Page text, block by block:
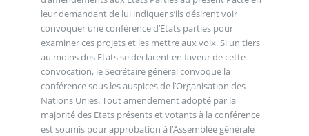
leur demandant de lui indiquer s’ils désirent voir
convoquer une conférence d’Etats parties pour
examiner ces projets et les mettre aux voix. Si un tiers
au moins des Etats se déclarent en faveur de cette
convocation, le Secrétaire général convoque la
conférence sous les auspices de l’Organisation des
Nations Unies. Tout amendement adopté par la
majorité des Etats présents et votants à la conférence
est soumis pour approbation à l’Assemblée générale